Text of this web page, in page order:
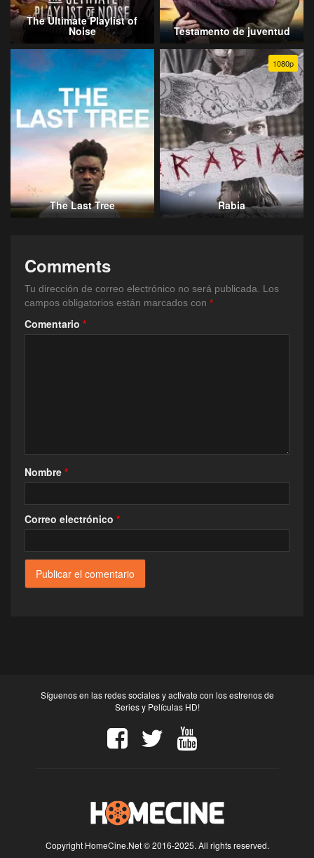
The Ultimate Playlist of
Noise Testamento de juventud
The Last Tree
1080p
Rabia
Comments
Tu dirección de correo electrónico no será publicada.
Los
campos obligatorios están marcados con *
Comentario *
Nombre *
Correo electrónico *
Síguenos en las redes sociales y activate con los estrenos de
Series y Películas HD!
Copyright HomeCine.Net © 2016-2025. All rights reserved.